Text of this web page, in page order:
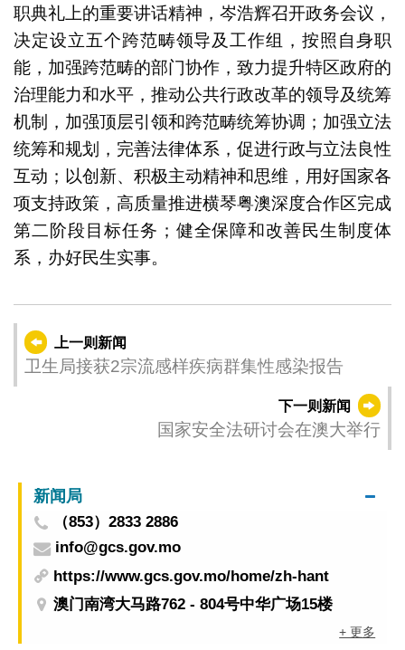
职典礼上的重要讲话精神，岑浩辉召开政务会议，
决定设立五个跨范畴领导及工作组，按照自身职
能，加强跨范畴的部门协作，致力提升特区政府的
治理能力和水平，推动公共行政改革的领导及统筹
机制，加强顶层引领和跨范畴统筹协调；加强立法
统筹和规划，完善法律体系，促进行政与立法良性
互动；以创新、积极主动精神和思维，用好国家各
项支持政策，高质量推进横琴粤澳深度合作区完成
第二阶段目标任务；健全保障和改善民生制度体
系，办好民生实事。
上一则新闻
卫生局接获2宗流感样疾病群集性感染报告
下一则新闻
国家安全法研讨会在澳大举行
新闻局
（853）2833 2886
info@gcs.gov.mo
https://www.gcs.gov.mo/home/zh-hant
澳门南湾大马路762 - 804号中华广场15楼
+ 更多